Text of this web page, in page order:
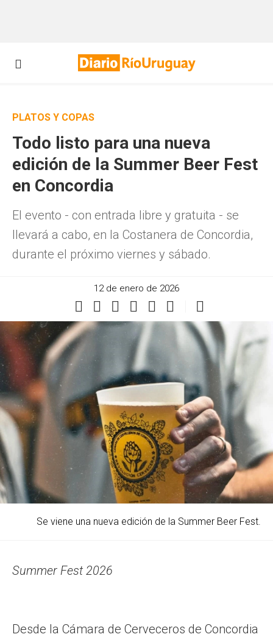
PLATOS Y COPAS
Todo listo para una nueva
edición de la Summer Beer Fest
en Concordia
El evento - con entrada libre y gratuita - se
llevará a cabo, en la Costanera de Concordia,
durante el próximo viernes y sábado.
12 de enero de 2026
Se viene una nueva edición de la Summer Beer Fest.
Summer Fest 2026
Desde la Cámara de Cerveceros de Concordia